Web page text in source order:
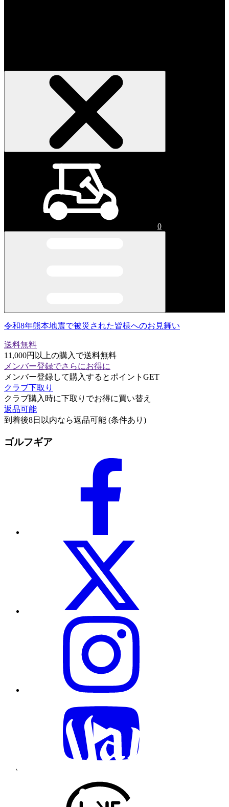
0
令和8年熊本地震で被災された皆様へのお見舞い
送料無料
11,000円以上の購入で送料無料
メンバー登録でさらにお得に
メンバー登録して購入するとポイントGET
クラブ下取り
クラブ購入時に下取りでお得に買い替え
返品可能
到着後8日以内なら返品可能 (条件あり)
ゴルフギア